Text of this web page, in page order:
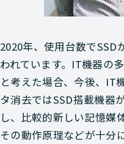
2020年、使用台数でSSD
われています。IT機器の
と考えた場合、今後、IT
タ消去ではSSD搭載機器
し、比較的新しい記憶媒
その動作原理などが十分